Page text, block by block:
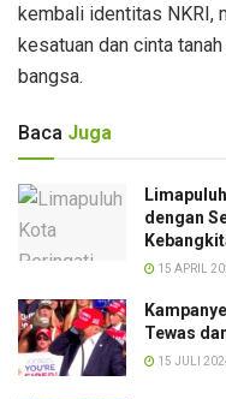
kembali identitas NKRI,
kesatuan dan cinta
bangsa.
Baca Juga
dengan
15 APRIL
Tewas
15 JULI